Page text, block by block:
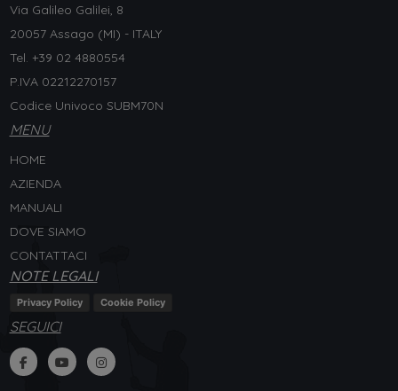
Via Galileo Galilei, 8
20057 Assago (MI) - ITALY
Tel. +39 02 4880554
P.IVA 02212270157
Codice Univoco SUBM70N
MENU
HOME
AZIENDA
MANUALI
DOVE SIAMO
CONTATTACI
NOTE LEGALI
Privacy Policy Cookie Policy
SEGUICI